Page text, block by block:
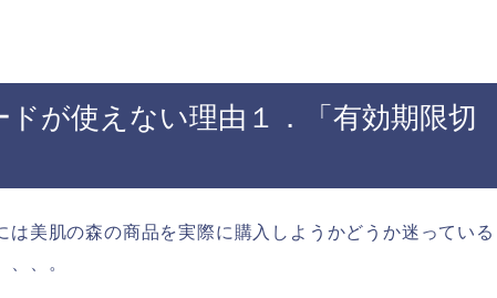
が使えない理由１．「有効期限切
は美肌の森の商品を実際に購入しようかどうか迷っている
、。